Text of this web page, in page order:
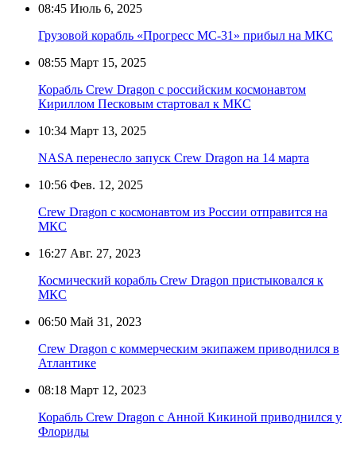
08:45 Июль 6, 2025
Грузовой корабль «Прогресс МС-31» прибыл на МКС
08:55 Март 15, 2025
Корабль Crew Dragon с российским космонавтом
Кириллом Песковым стартовал к МКС
10:34 Март 13, 2025
NASA перенесло запуск Crew Dragon на 14 марта
10:56 Фев. 12, 2025
Crew Dragon с космонавтом из России отправится на
МКС
16:27 Авг. 27, 2023
Космический корабль Crew Dragon пристыковался к
МКС
06:50 Май 31, 2023
Crew Dragon с коммерческим экипажем приводнился в
Атлантике
08:18 Март 12, 2023
Корабль Crew Dragon с Анной Кикиной приводнился у
Флориды